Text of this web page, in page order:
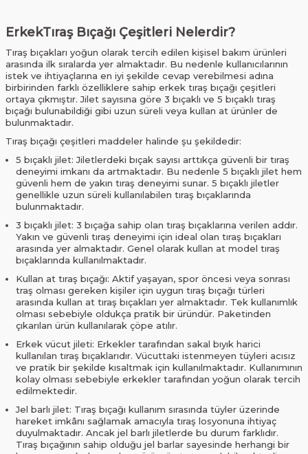
ErkekTıraş Bıçağı Çeşitleri Nelerdir?
Tıraş bıçakları yoğun olarak tercih edilen kişisel bakım ürünleri
arasında ilk sıralarda yer almaktadır. Bu nedenle kullanıcılarının
istek ve ihtiyaçlarına en iyi şekilde cevap verebilmesi adına
birbirinden farklı özelliklere sahip erkek tıraş bıçağı çeşitleri
ortaya çıkmıştır. Jilet sayısına göre 3 bıçaklı ve 5 bıçaklı tıraş
bıçağı bulunabildiği gibi uzun süreli veya kullan at ürünler de
bulunmaktadır.
Tıraş bıçağı çeşitleri maddeler halinde şu şekildedir:
5 bıçaklı jilet: Jiletlerdeki bıçak sayısı arttıkça güvenli bir tıraş
deneyimi imkanı da artmaktadır. Bu nedenle 5 bıçaklı jilet hem
güvenli hem de yakın tıraş deneyimi sunar. 5 bıçaklı jiletler
genellikle uzun süreli kullanılabilen tıraş bıçaklarında
bulunmaktadır.
3 bıçaklı jilet: 3 bıçağa sahip olan tıraş bıçaklarına verilen addır.
Yakın ve güvenli tıraş deneyimi için ideal olan tıraş bıçakları
arasında yer almaktadır. Genel olarak kullan at model tıraş
bıçaklarında kullanılmaktadır.
Kullan at tıraş bıçağı: Aktif yaşayan, spor öncesi veya sonrası
traş olması gereken kişiler için uygun tıraş bıçağı türleri
arasında kullan at tıraş bıçakları yer almaktadır. Tek kullanımlık
olması sebebiyle oldukça pratik bir üründür. Paketinden
çıkarılan ürün kullanılarak çöpe atılır.
Erkek vücut jileti: Erkekler tarafından sakal bıyık harici
kullanılan tıraş bıçaklarıdır. Vücuttaki istenmeyen tüyleri acısız
ve pratik bir şekilde kısaltmak için kullanılmaktadır. Kullanımının
kolay olması sebebiyle erkekler tarafından yoğun olarak tercih
edilmektedir.
Jel barlı jilet: Tıraş bıçağı kullanım sırasında tüyler üzerinde
hareket imkânı sağlamak amacıyla tıraş losyonuna ihtiyaç
duyulmaktadır. Ancak jel barlı jiletlerde bu durum farklıdır.
Tıraş bıçağının sahip olduğu jel barlar sayesinde herhangi bir